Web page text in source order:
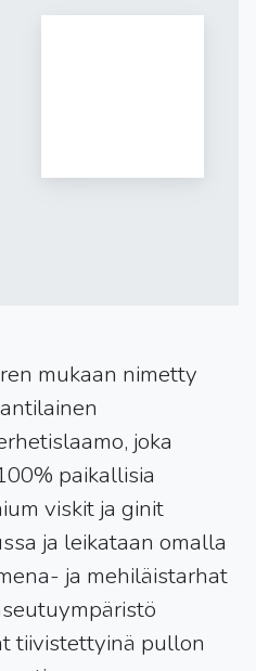
mukaan nimetty
joka
paikallisia
viskit ja ginit
ja leikataan omalla
ja mehiläistarhat
tiivistettyinä pullon